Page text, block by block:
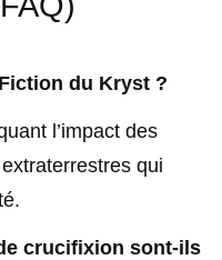
du Kryst ?
l’impact des
qui
crucifixion sont-ils